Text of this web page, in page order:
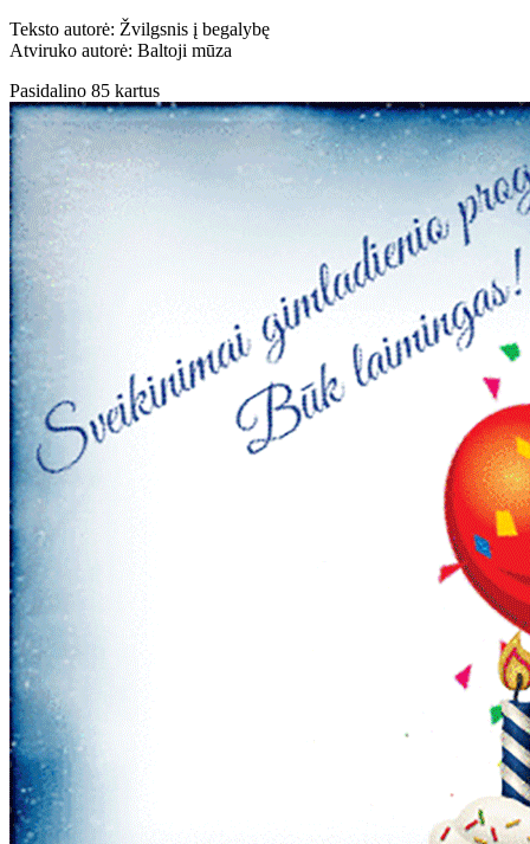
Teksto autorė: Žvilgsnis į begalybę
Atviruko autorė: Baltoji mūza
Pasidalino 85 kartus